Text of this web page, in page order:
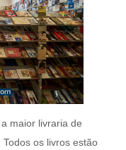
maior livraria de
os livros estão